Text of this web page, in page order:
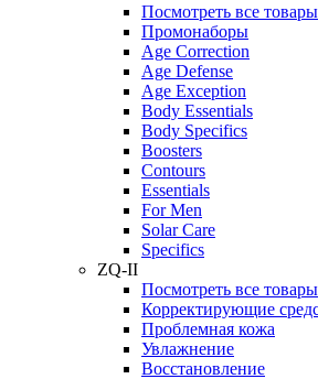
Посмотреть все товары
Промонаборы
Age Correction
Age Defense
Age Exception
Body Essentials
Body Specifics
Boosters
Contours
Essentials
For Men
Solar Care
Specifics
ZQ-II
Посмотреть все товары
Корректирующие
Проблемная кожа
Увлажнение
Восстановление